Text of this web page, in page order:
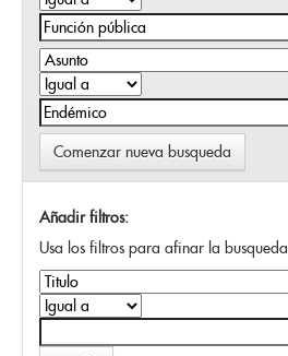
Comenzar nueva busqueda
Añadir filtros:
Usa los filtros para afinar la busqueda.